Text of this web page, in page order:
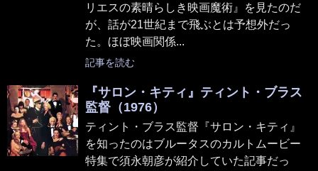
リエスの素晴らしき映画魔術』を見たのだ
が、話が21世紀まで飛ぶとは予想外だっ
た。ほぼ映画関係...
記事を読む
『サロン・キティ』ティント・ブラス
監督（1976）
ティント・ブラス監督『サロン・キティ』
を知ったのはブルータスのカルトムービー
特集で須永朝彦が紹介していた記事だっ